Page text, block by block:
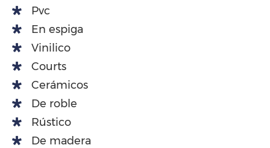
Pvc
En espiga
Vinilico
Courts
Cerámicos
De roble
Rústico
De madera